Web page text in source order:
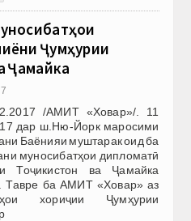
Ҷумҳурии
Ҷамайка
/АМИТ «Ховар»/. 11
дар ш.Ню-Йорк маросими
Баёнияи муштарак оид ба
муносибатҳои дипломатӣ
Тоҷикистон ва Ҷамайка
Тавре ба АМИТ «Ховар» аз
хориҷии Ҷумҳурии